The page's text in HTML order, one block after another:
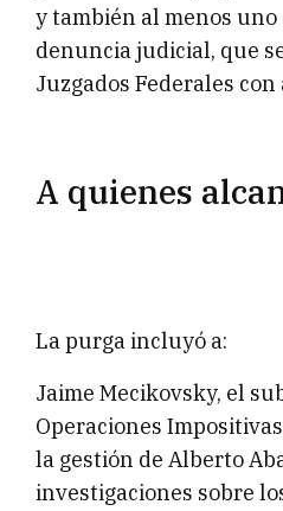
y también al menos
denuncia judicial, que
Juzgados Federales
A quienes
La purga incluyó a:
Jaime Mecikovsky, el
Operaciones
la gestión de Alberto
investigaciones sobre